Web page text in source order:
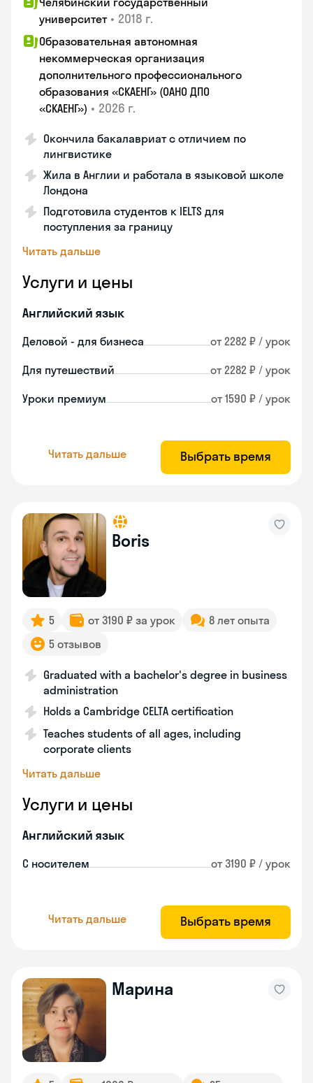
университет • 2018 г.
Образовательная автономная
некоммерческая организация
дополнительного профессионального
образования «СКАЕНГ» (ОАНО ДПО
«СКАЕНГ») • 2026 г.
Окончила бакалавриат с отличием по
лингвистике
Жила в Англии и работала в языковой школе
Лондона
Подготовила студентов к IELTS для
поступления за границу
Читать дальше
Услуги и цены
Английский язык
Деловой - для бизнеса от 2282 ₽ / урок
Для путешествий от 2282 ₽ / урок
Уроки премиум от 1590 ₽ / урок
Читать дальше Выбрать время
Boris
5 от 3190 ₽ за урок
8 лет опыта
5 отзывов
Graduated with a bachelor's degree in business
administration
Holds a Cambridge CELTA certification
Teaches students of all ages, including
corporate clients
Читать дальше
Услуги и цены
Английский язык
С носителем от 3190 ₽ / урок
Читать дальше Выбрать время
Марина